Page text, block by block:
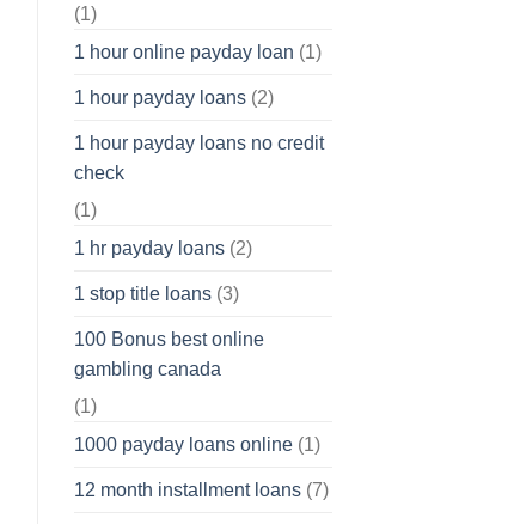
(1)
1 hour online payday loan (1)
1 hour payday loans(2)
1 hour payday loans no credit
check
(1)
1 hr payday loans(2)
1 stop title loans(3)
100 Bonus best online
gambling canada
(1)
1000 payday loans online(1)
12 month installment loans(7)